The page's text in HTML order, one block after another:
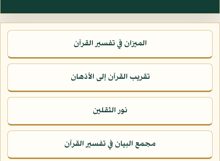
الميزان في تفسير القرآن
تقريب القرآن إلى الأذهان
نور الثقلين
مجمع البيان في تفسير القرآن